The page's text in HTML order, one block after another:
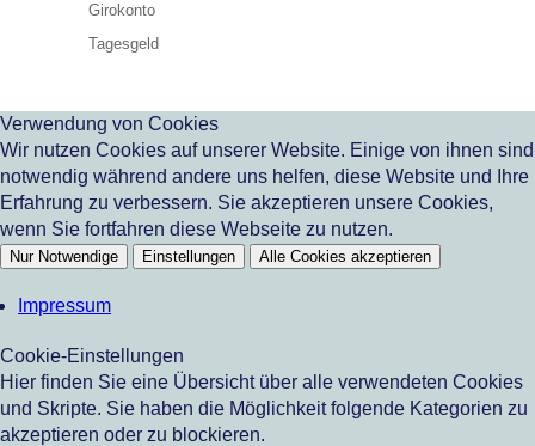
Girokonto
Tagesgeld
Verwendung von Cookies
Wir nutzen Cookies auf unserer Website. Einige von ihnen sind
notwendig während andere uns helfen, diese Website und Ihre
Erfahrung zu verbessern. Sie akzeptieren unsere Cookies,
wenn Sie fortfahren diese Webseite zu nutzen.
Nur Notwendige Einstellungen Alle Cookies akzeptieren
Impressum
Cookie-Einstellungen
Hier finden Sie eine Übersicht über alle verwendeten Cookies
und Skripte. Sie haben die Möglichkeit folgende Kategorien zu
akzeptieren oder zu blockieren.